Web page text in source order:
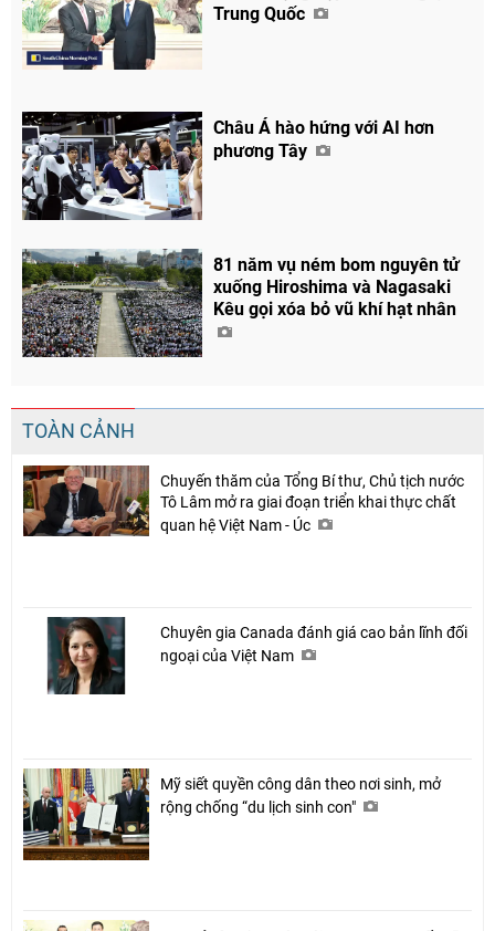
Trung Quốc
Châu Á hào hứng với AI hơn
phương Tây
81 năm vụ ném bom nguyên tử
xuống Hiroshima và Nagasaki
Kêu gọi xóa bỏ vũ khí hạt nhân
TOÀN CẢNH
Chuyến thăm của Tổng Bí thư, Chủ tịch nước
Tô Lâm mở ra giai đoạn triển khai thực chất
quan hệ Việt Nam - Úc
Chuyên gia Canada đánh giá cao bản lĩnh đối
ngoại của Việt Nam
Mỹ siết quyền công dân theo nơi sinh, mở
rộng chống “du lịch sinh con"